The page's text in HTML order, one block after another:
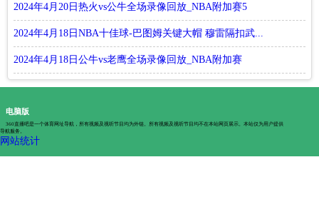
2024年4月20日热火vs公牛全场录像回放_NBA附加赛5
2024年4月18日NBA十佳球-巴图姆关键大帽 穆雷隔扣武...
2024年4月18日公牛vs老鹰全场录像回放_NBA附加赛
电脑版
360直播吧是一个体育网址导航，所有视频及视听节目均为外链。所有视频及视听节目均不在本站网页展示。本站仅为用户提供
导航服务。
网站统计